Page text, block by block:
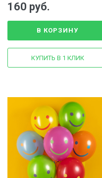
160 руб.
В КОРЗИНУ
КУПИТЬ В 1 КЛИК